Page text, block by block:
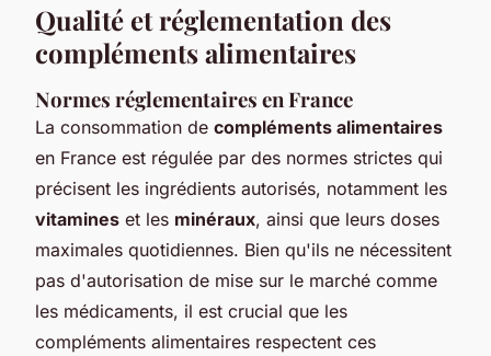
Qualité et réglementation des
compléments alimentaires
Normes réglementaires en France
La consommation de compléments alimentaires
en France est régulée par des normes strictes qui
précisent les ingrédients autorisés, notamment les
vitamines et les minéraux, ainsi que leurs doses
maximales quotidiennes. Bien qu'ils ne nécessitent
pas d'autorisation de mise sur le marché comme
les médicaments, il est crucial que les
compléments alimentaires respectent ces